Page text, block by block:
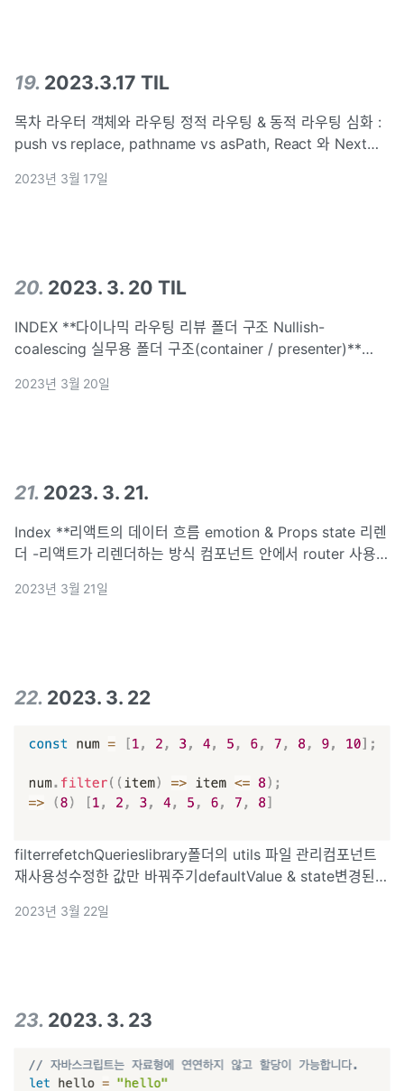
19. 2023.3.17 TIL
목차 라우터 객체와 라우팅 정적 라우팅 & 동적 라우팅 심화 :
push vs replace, pathname vs asPath, React 와 Next의
옵셔널 체이닝 심화 : optional chain
2023년 3월 17일
20. 2023. 3. 20 TIL
INDEX **다이나믹 라우팅 리뷰 폴더 구조 Nullish-
coalescing 실무용 폴더 구조(container / presenter)**
모 컴포넌트 props 받아오기 reac
2023년 3월 20일
21. 2023. 3. 21.
Index **리액트의 데이터 흐름 emotion & Props state 리렌
더 -리액트가 리렌더하는 방식 컴포넌트 안에서 router 사용시
부모 -> 자식으로만 전달 props : 부모 컴포넌트
2023년 3월 21일
22. 2023. 3. 22
filterrefetchQuerieslibrary폴더의 utils 파일 관리컴포넌트
재사용성수정한 값만 바꿔주기defaultValue & state변경된
해주는 메서드filter는 조건에 따라 배열의 길이
2023년 3월 22일
23. 2023. 3. 23